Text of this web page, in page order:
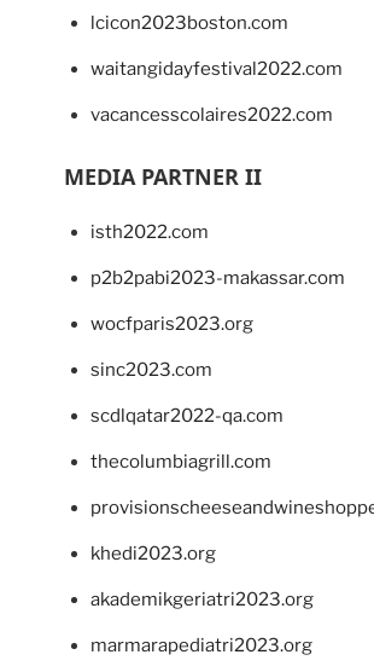
lcicon2023boston.com
waitangidayfestival2022.com
vacancesscolaires2022.com
MEDIA PARTNER II
isth2022.com
p2b2pabi2023-makassar.com
wocfparis2023.org
sinc2023.com
scdlqatar2022-qa.com
thecolumbiagrill.com
khedi2023.org
akademikgeriatri2023.org
marmarapediatri2023.org